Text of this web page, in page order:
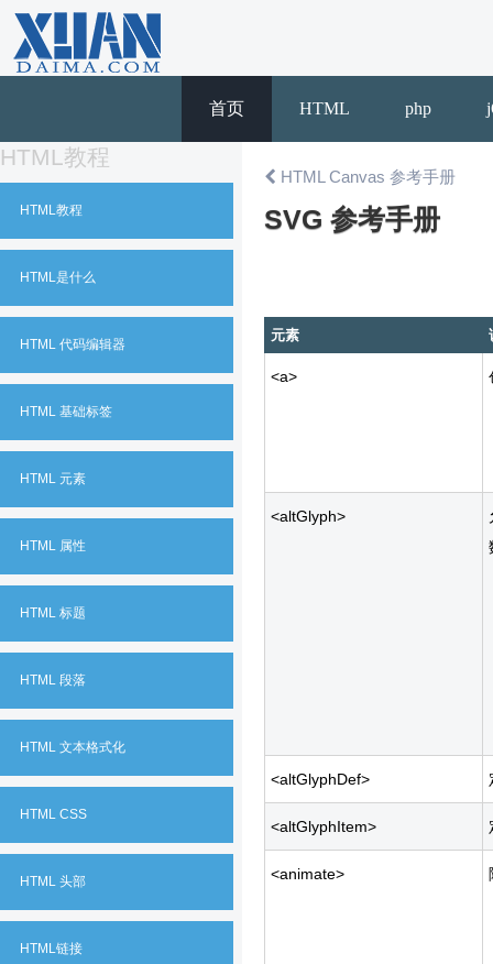
首页 HTML php
HTML教程
HTML教程
HTML是什么
HTML 代码编辑器
HTML 基础标签
HTML 元素
HTML 属性
HTML 标题
HTML 段落
HTML 文本格式化
HTML CSS
HTML 头部
HTML链接
HTML Canvas 参考手册
SVG 参考手册
元素
<a>
<altGlyph>
<altGlyphDef>
<altGlyphItem>
<animate>